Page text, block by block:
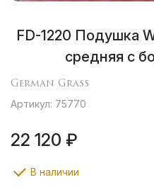
FD-1220 Подушка
средняя с
German Grass
Артикул: 75770
22 120 ₽
В наличии